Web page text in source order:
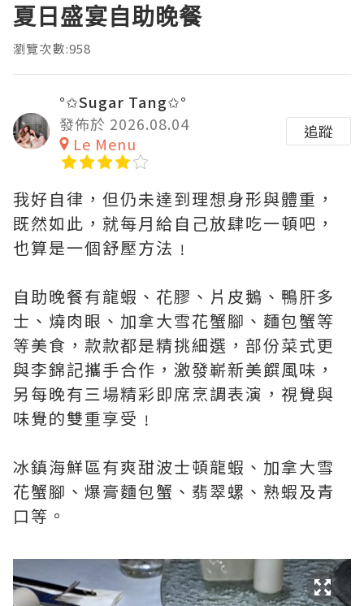
夏日盛宴自助晚餐
瀏覽次數:958
°✩Sugar Tang✩°
發佈於 2026.08.04
Le Menu
追蹤
我好自律，但仍未達到理想身形與體重，
既然如此，就每月給自己放肆吃一頓吧，
也算是一個舒壓方法﹗
自助晚餐有龍蝦、花膠、片皮鵝、鴨肝多
士、燒肉眼、加拿大雪花蟹腳、麵包蟹等
等美食，款款都是精挑細選，部份菜式更
與李錦記攜手合作，激發嶄新美饌風味，
另每晚有三場精彩即席烹調表演，視覺與
味覺的雙重享受﹗
冰鎮海鮮區有爽甜波士頓龍蝦、加拿大雪
花蟹腳、爆膏麵包蟹、翡翠螺、熟蝦及青
口等。